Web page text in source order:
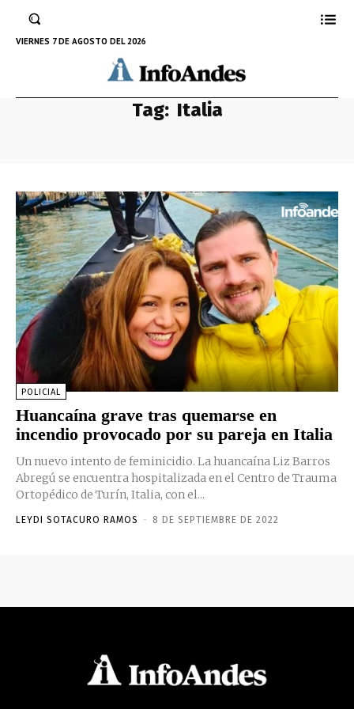
VIERNES 7 DE AGOSTO DEL 2026
Tag: Italia
POLICIAL
Huancaína grave tras quemarse en
incendio provocado por su pareja en Italia
Un nuevo intento de feminicidio. La huancaína Liz Barros
Abregú se encuentra hospitalizada en el Centro de Trauma
Ortopédico de Turín, Italia, con el...
LEYDI SOTACURO RAMOS - 8 DE SEPTIEMBRE DE 2022